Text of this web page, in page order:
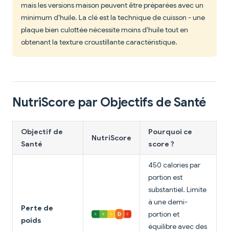
mais les versions maison peuvent être préparées avec un
minimum d'huile. La clé est la technique de cuisson - une
plaque bien culottée nécessite moins d'huile tout en
obtenant la texture croustillante caractéristique.
NutriScore par Objectifs de Santé
Objectif de
Santé
NutriScore
Pourquoi ce
score ?
Perte de
poids
450 calories par
portion est
substantiel. Limite
à une demi-
portion et
équilibre avec des